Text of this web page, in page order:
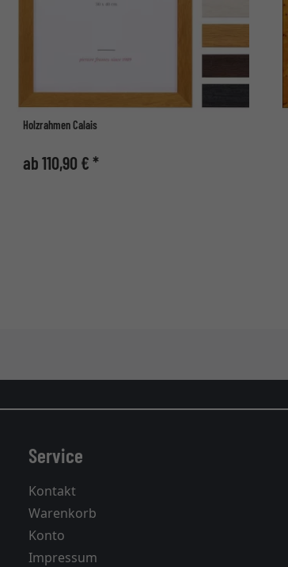
Holzrahmen Calais
ab 110,90 € *
Service
Kontakt
Warenkorb
Konto
Impressum